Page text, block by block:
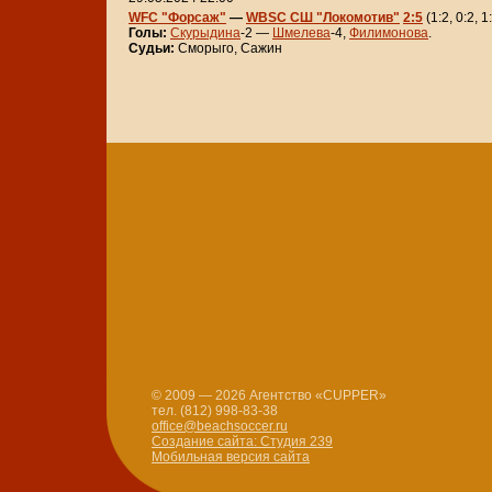
WFC "Форсаж" — WBSC СШ "Локомотив" 2:5 (1:2, 0:2,
Голы: Скурыдина-2 — Шмелева-4, Филимонова.
Судьи: Сморыго, Сажин
© 2009 — 2026 Агентство «CUPPER»
тел. (812) 998-83-38
office@beachsoccer.ru
Создание сайта: Студия 239
Мобильная версия сайта